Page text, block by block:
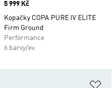
Price
5 999 Kč
Kopačky COPA PURE IV ELITE
Firm Ground
Performance
6 barvy/ev